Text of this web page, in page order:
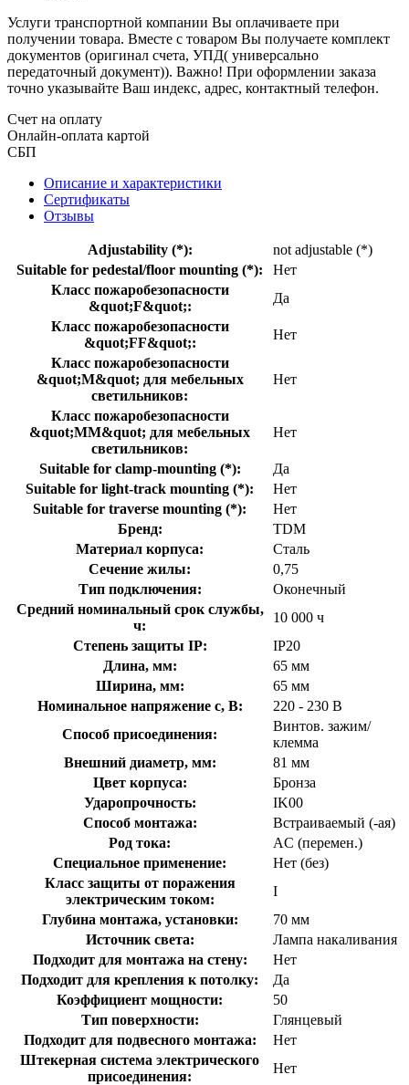
Услуги транспортной компании Вы оплачиваете при
получении товара. Вместе с товаром Вы получаете комплект
документов (оригинал счета, УПД( универсально
передаточный документ)). Важно! При оформлении заказа
точно указывайте Ваш индекс, адрес, контактный телефон.
Счет на оплату
Онлайн-оплата картой
СБП
Описание и характеристики
Сертификаты
Отзывы
Adjustability (*):
not adjustable (*)
Suitable for pedestal/floor mounting (*):
Нет
Класс пожаробезопасности
&quot;F&quot;:
Да
Класс пожаробезопасности
&quot;FF&quot;:
Нет
Класс пожаробезопасности
&quot;М&quot; для мебельных
светильников:
Нет
Класс пожаробезопасности
&quot;ММ&quot; для мебельных
светильников:
Нет
Suitable for clamp-mounting (*):
Да
Suitable for light-track mounting (*):
Нет
Suitable for traverse mounting (*):
Нет
Бренд:
TDM
Материал корпуса:
Сталь
Сечение жилы:
0,75
Тип подключения:
Оконечный
Средний номинальный срок службы,
ч:
10 000 ч
Степень защиты IP:
IP20
Длина, мм:
65 мм
Ширина, мм:
65 мм
Номинальное напряжение с, В:
220 - 230 В
Способ присоединения:
Винтов. зажим/
клемма
Внешний диаметр, мм:
81 мм
Цвет корпуса:
Бронза
Ударопрочность:
IK00
Способ монтажа:
Встраиваемый (-ая)
Род тока:
AC (перемен.)
Специальное применение:
Нет (без)
Класс защиты от поражения
электрическим током:
I
Глубина монтажа, установки:
70 мм
Источник света:
Лампа накаливания
Подходит для монтажа на стену:
Нет
Подходит для крепления к потолку:
Да
Коэффициент мощности:
50
Тип поверхности:
Глянцевый
Подходит для подвесного монтажа:
Нет
Штекерная система электрического
присоединения:
Нет